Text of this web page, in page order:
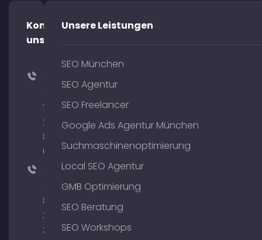
Kontaktiere
uns!
+49
176
204
801
64
+49
89
380
375
Unsere Leistungen
SEO München
SEO Agentur
SEO Freelancer
Google Ads Agentur München
Suchmaschinenoptimierung
Local SEO Agentur
GMB Optimierung
SEO Beratung
SEO Workshops